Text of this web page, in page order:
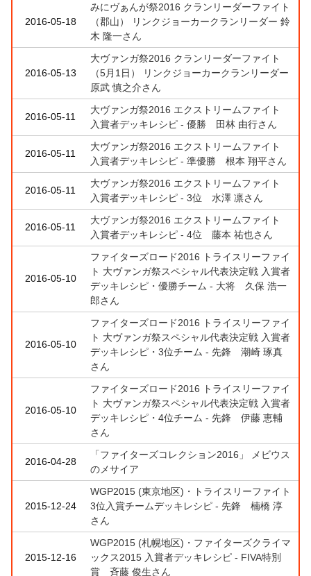
2016-05-18
みにヴぁんが祭2016 クランリーダーファイト
（郡山） リンクジョーカークランリーダー 鈴
木 隆一さん
2016-05-13
大ヴァンガ祭2016 クランリーダーファイト
（5月1日） リンクジョーカークランリーダー
原武 慎之介さん
2016-05-11
大ヴァンガ祭2016 エクストリームファイト
入賞者デッキレシピ - 優勝 田林 由行さん
2016-05-11
大ヴァンガ祭2016 エクストリームファイト
入賞者デッキレシピ - 準優勝 根本 翔平さん
2016-05-11
大ヴァンガ祭2016 エクストリームファイト
入賞者デッキレシピ - 3位 水澤 凛さん
2016-05-11
大ヴァンガ祭2016 エクストリームファイト
入賞者デッキレシピ - 4位 藤本 祐也さん
2016-05-10
ファイターズロード2016 トライスリーファイ
ト 大ヴァンガ祭スペシャル代表決定戦 入賞者
デッキレシピ・優勝チーム - 大将 久保 浩一
郎さん
2016-05-10
ファイターズロード2016 トライスリーファイ
ト 大ヴァンガ祭スペシャル代表決定戦 入賞者
デッキレシピ・3位チーム - 先鋒 潮崎 琢真
さん
2016-05-10
ファイターズロード2016 トライスリーファイ
ト 大ヴァンガ祭スペシャル代表決定戦 入賞者
デッキレシピ・4位チーム - 先鋒 伊藤 恵輔
さん
2016-04-28
「ファイターズコレクション2016」 メビウス
のメサイア
2015-12-24
WGP2015 (東京地区)・トライスリーファイト
3位入賞チームデッキレシピ - 先鋒 楠橋 淳
さん
2015-12-16
WGP2015 (札幌地区)・ファイターズクライマ
ックス2015 入賞者デッキレシピ - FIVA特別
賞 斉藤 俊生さん